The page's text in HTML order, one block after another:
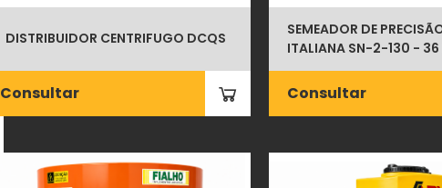
DISTRIBUIDOR CENTRIFUGO DCQS
Consultar
SEMEADOR DE
ITALIANA SN-2-130 - 36
Consultar